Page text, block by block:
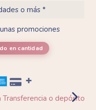
o más *
promociones
en cantidad
o depósito